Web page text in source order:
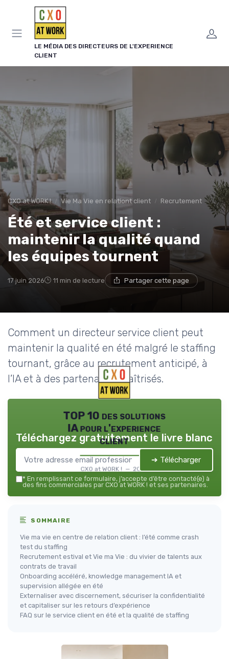
LE MÉDIA DES DIRECTEURS DE L'EXPERIENCE
CLIENT
CXO at WORK ! Vie Ma Vie en relationt client Recrutement
Été et service client :
maintenir la qualité quand
les équipes tournent
17 juin 2026 11 min de lecture Partager cette page
Comment un directeur service client peut
maintenir la qualité en été malgré le staffing
tournant, grâce au recrutement anticipé, à
l’IA et à des partenaires maîtrisés.
TOP 10 des solutions
IA pour l'experience
client
CXO at WORK ! — 2026
Téléchargez gratuitement le livre blanc
➔ Télécharger
* En remplissant ce formulaire, j’accepte d’être contacté(e) à
des fins commerciales par CXO at WORK ! et ses partenaires.
SOMMAIRE
Vie ma vie en centre de relation client : l’été comme crash
test du staffing
Recrutement estival et Vie ma Vie : du vivier de talents aux
contrats de travail
Onboarding accéléré, knowledge management IA et
supervision allégée en été
Externaliser avec discernement, sécuriser la confidentialité
et capitaliser sur les retours d’expérience
FAQ sur le service client en été et la qualité de staffing
Panneau de gestion des cookies